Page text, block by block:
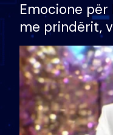
Emocione
me prindërit,
divorci apo jo?